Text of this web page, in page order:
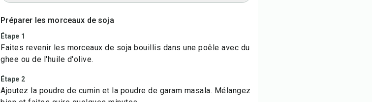
Préparer les morceaux de soja
Étape 1
Faites revenir les morceaux de soja bouillis dans une poêle avec du
ghee ou de l'huile d'olive.
Étape 2
Ajoutez la poudre de cumin et la poudre de garam masala. Mélangez